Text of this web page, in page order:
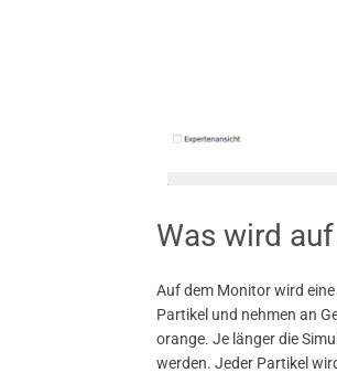
Was wird
Auf dem Monitor wird
Partikel und nehmen an
orange. Je länger die
werden. Jeder Partikel